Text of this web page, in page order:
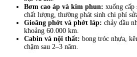
Bơm cao áp và kim phun: xuống cấp
chất lượng, thường phát sinh chi phí
Gioăng phớt và phớt láp: chảy dầu
khoảng 60.000 km.
Cabin và nội thất: bong tróc nhựa,
chậm sau 2–3 năm.